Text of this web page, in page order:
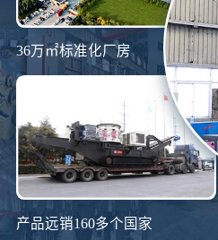
36万㎡标准化厂房
产品远销160多个国家